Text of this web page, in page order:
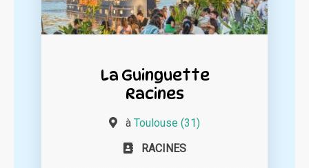
La Guinguette
Racines
à Toulouse (31)
RACINES